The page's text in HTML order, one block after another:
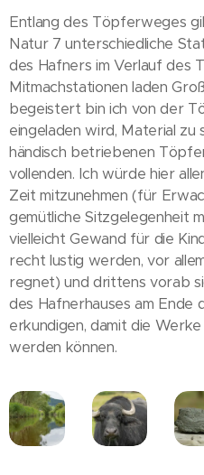
Entlang des Töpferweges
Natur 7 unterschiedliche
des Hafners im Verlauf des
Mitmachstationen laden
begeistert bin ich von der
eingeladen wird, Material zu
händisch betriebenen
vollenden. Ich würde hier
Zeit mitzunehmen (für
gemütliche Sitzgelegenheit
vielleicht Gewand für die
recht lustig werden, vor
regnet) und drittens vorab
des Hafnerhauses am Ende
erkundigen, damit die
werden können.